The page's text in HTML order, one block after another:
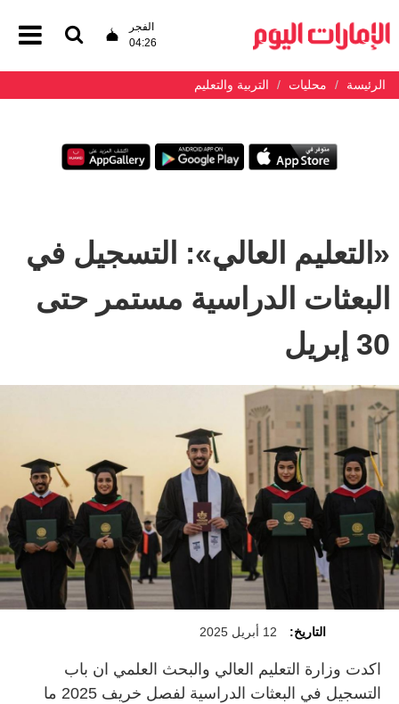
الفجر
04:26
الرئيسة محليات التربية والتعليم
«التعليم العالي»: التسجيل في
البعثات الدراسية مستمر حتى
30 إبريل
التاريخ: 12 أبريل 2025
اكدت وزارة التعليم العالي والبحث العلمي ان باب
التسجيل في البعثات الدراسية لفصل خريف 2025 ما